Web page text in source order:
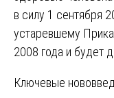
в силу 1 сентября
устаревшему
2008 года и будет
Ключевые